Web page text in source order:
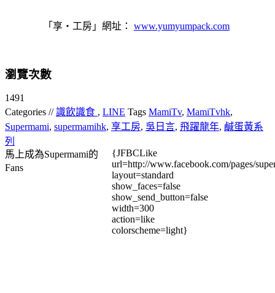
「享‧工房」網址： www.yumyumpack.com
瀏覽次數
1491
Categories //識飲識食 , LINE Tags MamiTv, MamiTvhk,
Supermami, supermamihk, 享工房, 吳日言, 飛躍龍年, 鹹蛋黃系
列
馬上成為Supermami的
Fans
{JFBCLike
url=http://www.facebook.com/pages/
layout=standard
show_faces=false
show_send_button=false
width=300
action=like
colorscheme=light}